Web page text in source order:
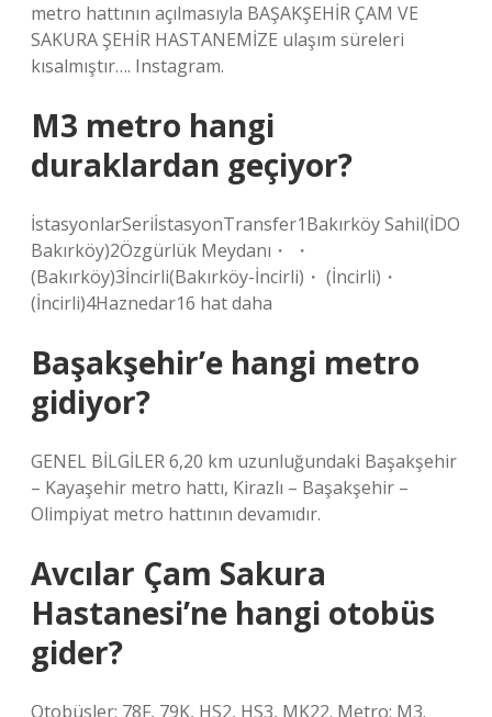
metro hattının açılmasıyla BAŞAKŞEHİR ÇAM VE
SAKURA ŞEHİR HASTANEMİZE ulaşım süreleri
kısalmıştır…. Instagram.
M3 metro hangi
duraklardan geçiyor?
İstasyonlarSeriİstasyonTransfer1Bakırköy Sahil(İDO
Bakırköy)2Özgürlük Meydanı・ ・
(Bakırköy)3İncirli(Bakırköy-İncirli)・ (İncirli)・
(İncirli)4Haznedar16 hat daha
Başakşehir’e hangi metro
gidiyor?
GENEL BİLGİLER 6,20 km uzunluğundaki Başakşehir
– Kayaşehir metro hattı, Kirazlı – Başakşehir –
Olimpiyat metro hattının devamıdır.
Avcılar Çam Sakura
Hastanesi’ne hangi otobüs
gider?
Otobüsler: 78F, 79K, HS2, HS3, MK22. Metro: M3.